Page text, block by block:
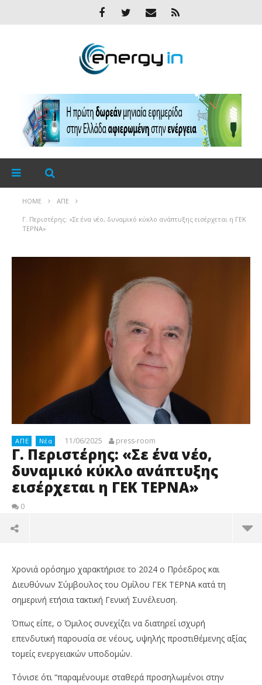
HOME ΑΠΕ
Γ. Περιστέρης: «Σε ένα νέο, δυναμικό κύκλο ανάπτυξης εισέρχεται η ΓΕΚ
ΤΕΡΝΑ»
ΑΠΕ Νέα 11/06/2025 press-room
Γ. Περιστέρης: «Σε ένα νέο,
δυναμικό κύκλο ανάπτυξης
εισέρχεται η ΓΕΚ ΤΕΡΝΑ»
0
Χρονιά ορόσημο χαρακτήρισε το 2024 ο Πρόεδρος και
Διευθύνων Σύμβουλος του Ομίλου ΓΕΚ ΤΕΡΝΑ κατά τη
σημερινή ετήσια τακτική Γενική Συνέλευση.
Όπως είπε, ο Όμιλος συνεχίζει να διατηρεί ισχυρή
επενδυτική παρουσία σε νέους, υψηλής προστιθέμενης αξίας
τομείς ενεργειακών υποδομών.
Τόνισε ότι “παραμένουμε σταθερά προσηλωμένοι στην